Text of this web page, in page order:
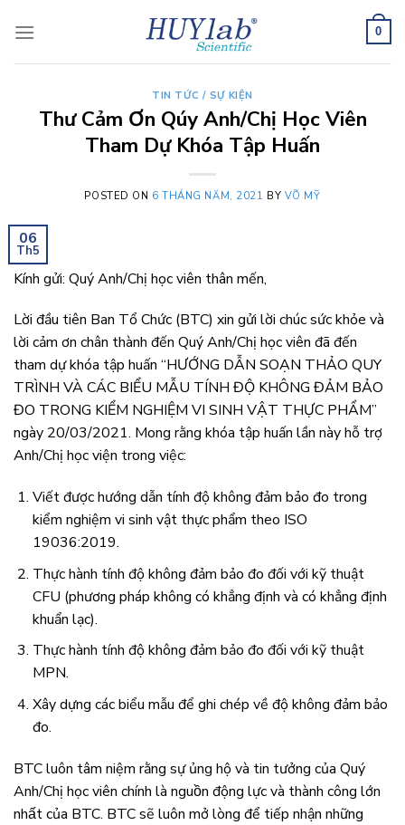
0
TIN TỨC / SỰ KIỆN
Thư Cảm Ơn Qúy Anh/Chị Học Viên
Tham Dự Khóa Tập Huấn
POSTED ON 6 THÁNG NĂM, 2021 BY VÕ MỸ
06
Th5
Kính gửi: Quý Anh/Chị học viên thân mến,
Lời đầu tiên Ban Tổ Chức (BTC) xin gửi lời chúc sức khỏe và
lời cảm ơn chân thành đến Quý Anh/Chị học viên đã đến
tham dự khóa tập huấn “HƯỚNG DẪN SOẠN THẢO QUY
TRÌNH VÀ CÁC BIỂU MẪU TÍNH ĐỘ KHÔNG ĐẢM BẢO
ĐO TRONG KIỂM NGHIỆM VI SINH VẬT THỰC PHẨM”
ngày 20/03/2021. Mong rằng khóa tập huấn lần này hỗ trợ
Anh/Chị học viện trong việc:
Viết được hướng dẫn tính độ không đảm bảo đo trong
kiểm nghiệm vi sinh vật thực phẩm theo ISO
19036:2019.
Thực hành tính độ không đảm bảo đo đối với kỹ thuật
CFU (phương pháp không có khẳng định và có khẳng định
khuẩn lạc).
Thực hành tính độ không đảm bảo đo đối với kỹ thuật
MPN.
Xây dựng các biểu mẫu để ghi chép về độ không đảm bảo
đo.
BTC luôn tâm niệm rằng sự ủng hộ và tin tưởng của Quý
Anh/Chị học viên chính là nguồn động lực và thành công lớn
nhất của BTC. BTC sẽ luôn mở lòng để tiếp nhận những